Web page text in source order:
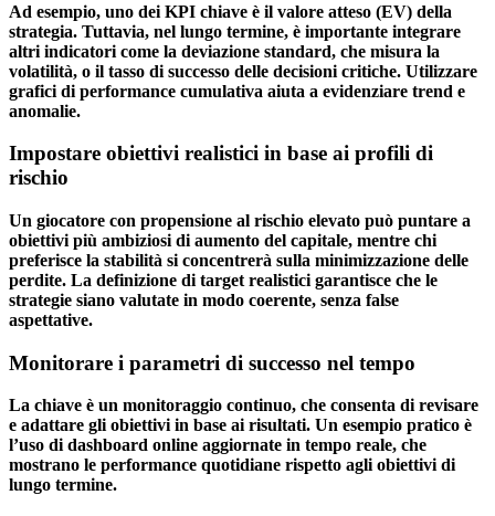
Ad esempio, uno dei KPI chiave è il valore atteso (EV) della
strategia. Tuttavia, nel lungo termine, è importante integrare
altri indicatori come la deviazione standard, che misura la
volatilità, o il tasso di successo delle decisioni critiche. Utilizzare
grafici di performance cumulativa aiuta a evidenziare trend e
anomalie.
Impostare obiettivi realistici in base ai profili di
rischio
Un giocatore con propensione al rischio elevato può puntare a
obiettivi più ambiziosi di aumento del capitale, mentre chi
preferisce la stabilità si concentrerà sulla minimizzazione delle
perdite. La definizione di target realistici garantisce che le
strategie siano valutate in modo coerente, senza false
aspettative.
Monitorare i parametri di successo nel tempo
La chiave è un monitoraggio continuo, che consenta di revisare
e adattare gli obiettivi in base ai risultati. Un esempio pratico è
l’uso di dashboard online aggiornate in tempo reale, che
mostrano le performance quotidiane rispetto agli obiettivi di
lungo termine.